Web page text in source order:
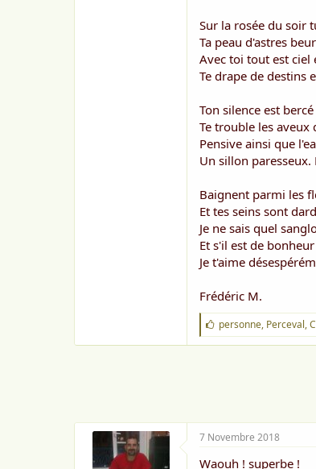
Sur la rosée du soir
Ta peau d'astres
Avec toi tout est
Te drape de destins
Ton silence est
Te trouble les aveux
Pensive ainsi que
Un sillon paresseux.
Baignent parmi les
Et tes seins sont
Je ne sais quel
Et s'il est de
Je t'aime
Frédéric M.
J
'
a
personne, Perceval,
7 Novembre 2018
Waouh ! superbe !